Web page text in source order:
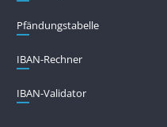
Pfändungs­tabelle
IBAN-Rechner
IBAN-Validator